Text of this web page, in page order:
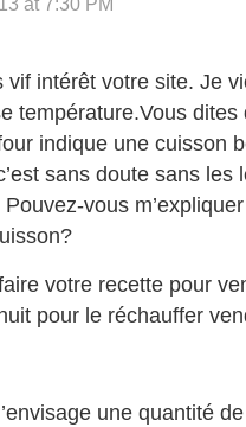
intérêt votre site. Je
température.Vous dites
indique une cuisson
sans doute sans les
vous
votre recette pour
pour le réchauffer
une quantité